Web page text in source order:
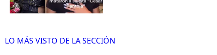
LO MÁS VISTO DE LA SECCIÓN